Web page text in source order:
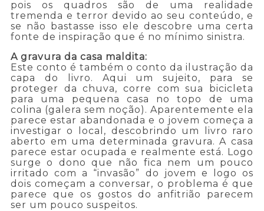
pois os quadros são de uma realidade
tremenda e terror devido ao seu conteúdo, e
se não bastasse isso ele descobre uma certa
fonte de inspiração que é no mínimo sinistra.
A gravura da casa maldita:
Este conto é também o conto da ilustração da
capa do livro. Aqui um sujeito, para se
proteger da chuva, corre com sua bicicleta
para uma pequena casa no topo de uma
colina (galera sem noção). Aparentemente ela
parece estar abandonada e o jovem começa a
investigar o local, descobrindo um livro raro
aberto em uma determinada gravura. A casa
parece estar ocupada e realmente está. Logo
surge o dono que não fica nem um pouco
irritado com a “invasão” do jovem e logo os
dois começam a conversar, o problema é que
parece que os gostos do anfitrião parecem
ser um pouco suspeitos.